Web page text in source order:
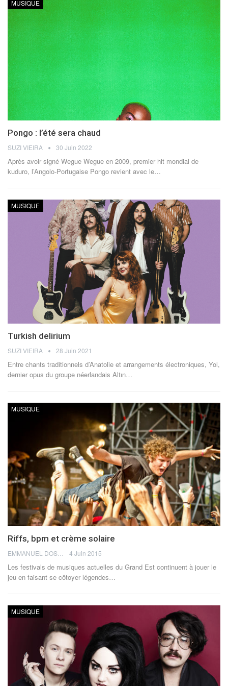
MUSIQUE
Pongo : l’été sera chaud
SUZI VIEIRA 30 Juin 2022
Après avoir signé Wegue Wegue en 2009, premier hit mondial de
kuduro, l’Angolo-Portugaise Pongo revient avec le…
MUSIQUE
Turkish delirium
SUZI VIEIRA 28 Juin 2021
Entre chants traditionnels d’Anatolie et arrangements électroniques, Yol,
dernier opus du groupe néerlandais Altın…
MUSIQUE
Riffs, bpm et crème solaire
4 Juin 2015
Les festivals de musiques actuelles du Grand Est continuent à jouer le
jeu en faisant se côtoyer légendes…
MUSIQUE